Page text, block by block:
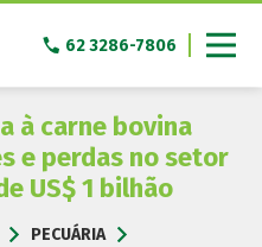
62 3286-7806
à carne bovina
e perdas no setor
US$ 1 bilhão
PECUÁRIA